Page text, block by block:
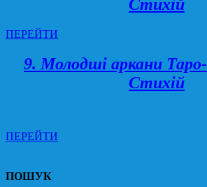
Стихій
ПЕРЕЙТИ
9. Молодші аркани
Стихій
ПЕРЕЙТИ
ПОШУК